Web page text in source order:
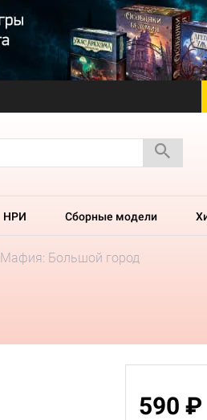
НРИ Сборные модели
Мафия: Большой город
590 ₽